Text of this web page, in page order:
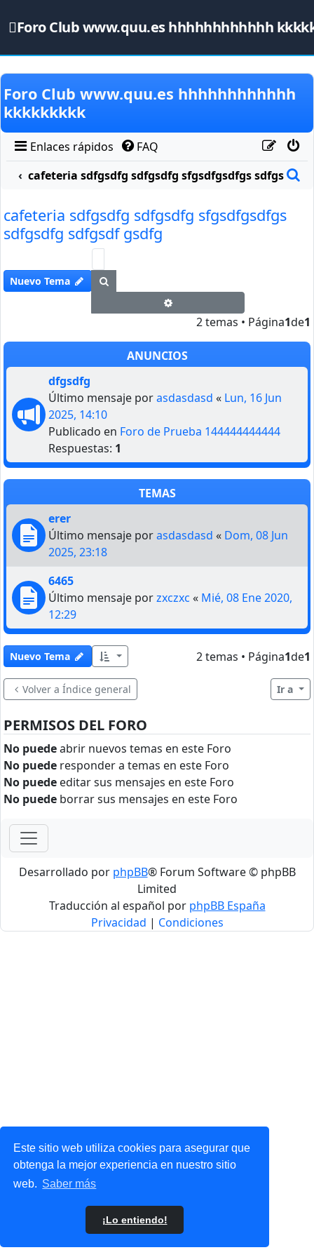
Este sitio web utiliza cookies para asegurar que
obtenga la mejor experiencia en nuestro sitio
web. Saber más
¡Lo entiendo!
Foro Club www.quu.es hhhhhhhhhhhh
Obviar
Foro Club www.quu.es hhhhhhhhhhhh
kkkkkkkkk
Enlaces rápidos
FAQ
cafeteria sdfgsdfg sdfgsdfg sfgsdfgsdfgs sdfgsdfg
cafeteria sdfgsdfg sdfgsdfg sfgsdfgsdfgs
sdfgsdfg sdfgsdf gsdfg
Nuevo Tema
2 temas • Página1de1
ANUNCIOS
dfgsdfg
Último mensaje porasdasdasd « Lun, 16 Jun
2025, 14:10
Publicado en Foro de Prueba 144444444444
Respuestas: 1
TEMAS
erer
Último mensaje porasdasdasd « Dom, 08 Jun
2025, 23:18
6465
Último mensaje porzxczxc « Mié, 08 Ene 2020,
12:29
Nuevo Tema 2 temas • Página1de1
Volver a Índice general Ir a
PERMISOS DEL FORO
No puedeabrir nuevos temas en este Foro
No puede responder a temas en este Foro
No puede editar sus mensajes en este Foro
No puede borrar sus mensajes en este Foro
Desarrollado por phpBB® Forum Software © phpBB
Limited
Traducción al español por phpBB España
Privacidad | Condiciones